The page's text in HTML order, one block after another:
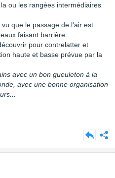
ou les rangées intermédiaires
que le passage de l'air est
faisant barrière.
pour contrelatter et
haute et basse prévue par la
avec un bon gueuleton à la
avec une bonne organisation